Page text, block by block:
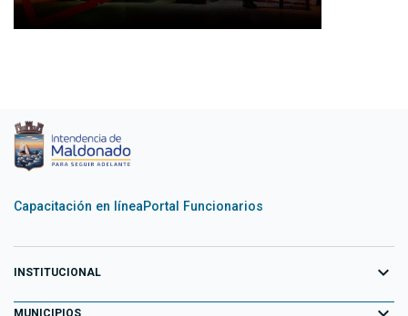
Capacitación en líneaPortal Funcionarios
INSTITUCIONAL expand_more
Equipo de Gobierno
MUNICIPIOS